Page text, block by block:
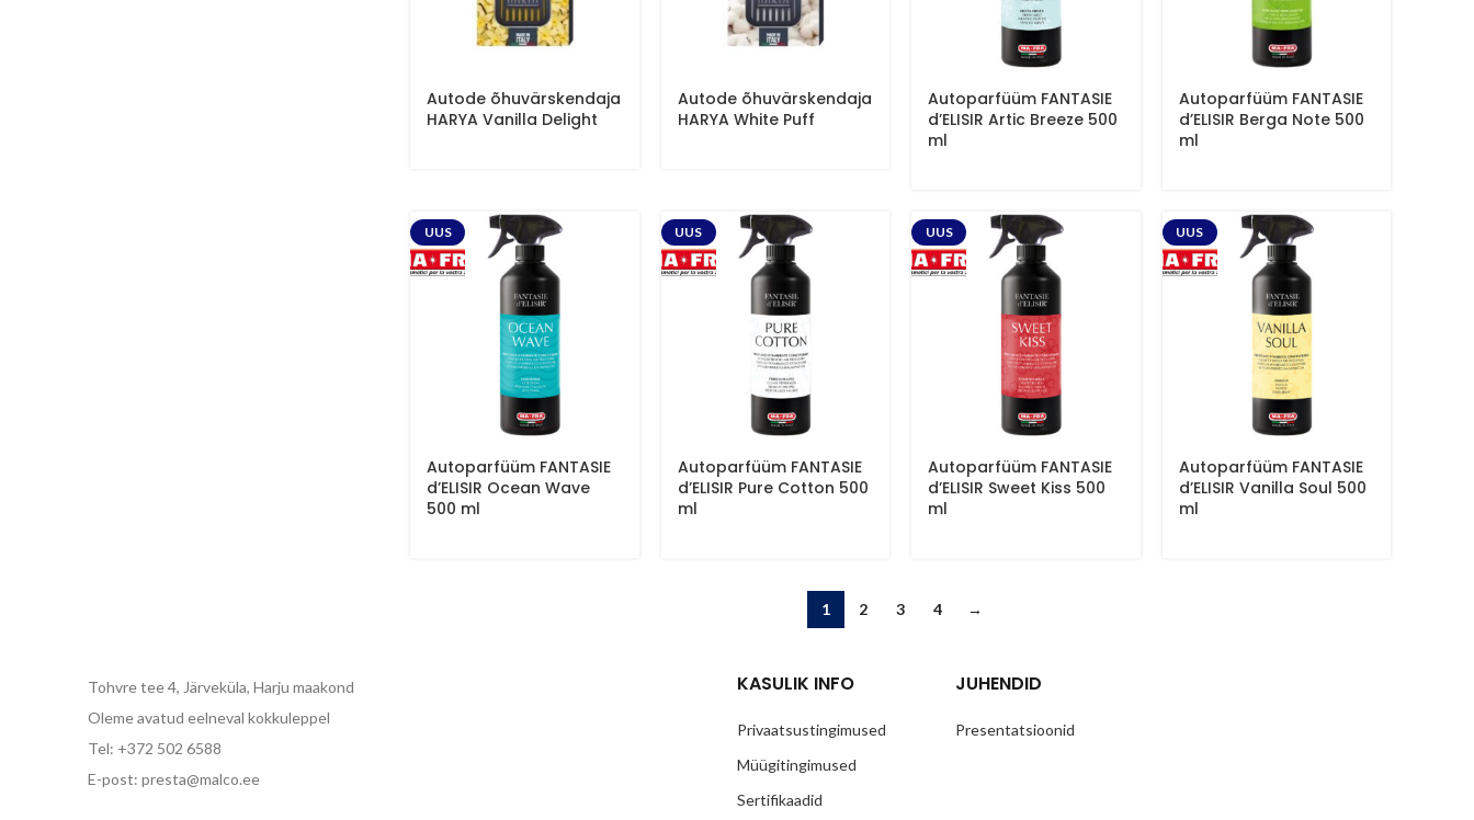
Autode õhuvärskendaja
HARYA Vanilla Delight
Autode õhuvärskendaja
HARYA White Puff
Autoparfüüm FANTASIE
d’ELISIR Artic Breeze 500
ml
Autoparfüüm FANTASIE
d’ELISIR Berga Note 500
ml
UUS
Autoparfüüm FANTASIE
d’ELISIR Ocean Wave
500 ml
UUS
Autoparfüüm FANTASIE
d’ELISIR Pure Cotton 500
ml
UUS
Autoparfüüm FANTASIE
d’ELISIR Sweet Kiss 500
ml
UUS
Autoparfüüm FANTASIE
d’ELISIR Vanilla Soul 500
ml
1 2 3 4 →
Tohvre tee 4, Järveküla, Harju maakond
Oleme avatud eelneval kokkuleppel
Tel: +372 502 6588
E-post: presta@malco.ee
KASULIK INFO
Privaatsustingimused
Müügitingimused
Sertifikaadid
JUHENDID
Presentatsioonid